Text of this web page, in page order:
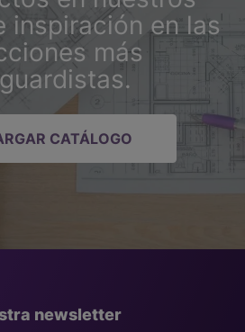
inspiración en las
más
CATÁLOGO
newsletter